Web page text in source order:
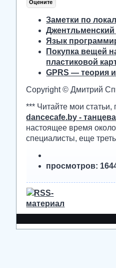
Заметки по
Джентльменский
Язык
Покупка вещей
пластиковой
GPRS — теория
Copyright © Дмитрий
*** Читайте мои
dancecafe.by -
настоящее время
специалисты, еще
просмотров: